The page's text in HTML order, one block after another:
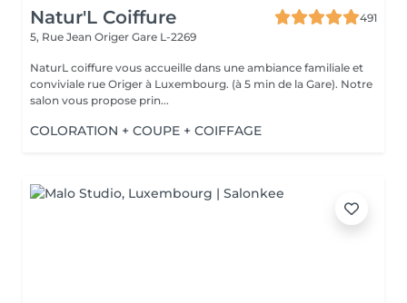
Natur'L Coiffure
491
5, Rue Jean Origer Gare L-2269
NaturL coiffure vous accueille dans une ambiance familiale et
conviviale rue Origer à Luxembourg. (à 5 min de la Gare). Notre
salon vous propose prin...
COLORATION + COUPE + COIFFAGE